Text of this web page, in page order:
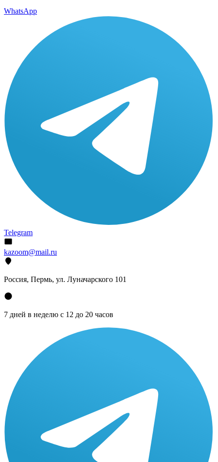
WhatsApp
Telegram
kazoom@mail.ru
Россия, Пермь, ул. Луначарского 101
7 дней в неделю с 12 до 20 часов